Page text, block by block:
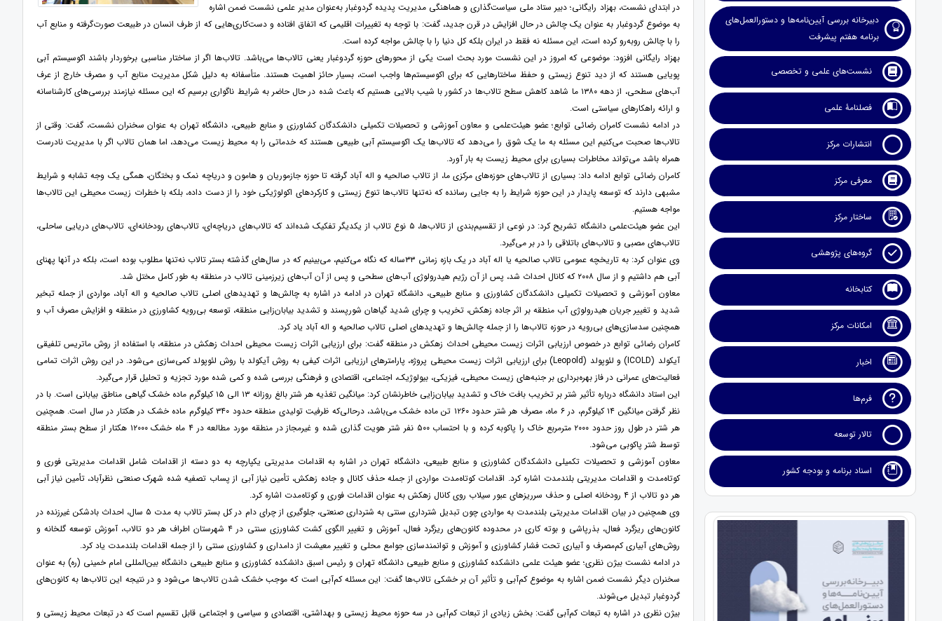
دبیرخانه بررسی آیین‌نامه‌ها و دستورالعمل‌های
برنامه هفتم پیشرفت
نشست‌های علمی و تخصصی
فصلنامۀ علمی
انتشارات مرکز
معرفی مرکز
ساختار مرکز
گروه‌های پژوهشی
کتابخانه
امکانات مرکز
اخبار
فرم‌ها
تالار توسعه
اسناد برنامه و بودجه کشور
در ابتدای نشست، بهزاد رایگانی؛ دبیر ستاد ملی سیاست‌گذاری و هماهنگی مدیریت پدیده گردوغبار به‌عنوان مدیر علمی نشست ضمن اشاره
به موضوع گردوغبار به عنوان یک چالش در حال افزایش در قرن جدید، گفت: با توجه به تغییرات اقلیمی که اتفاق افتاده و دست‌کاری‌هایی که از طرف انسان در طبیعت صورت‌گرفته و منابع آب
را با چالش روبه‌رو کرده است، این مسئله نه فقط در ایران بلکه کل دنیا را با چالش مواجه کرده است.
بهزاد رایگانی افزود: موضوعی که امروز در این نشست مورد بحث است یکی از محورهای حوزه گردوغبار یعنی تالاب‌ها می‌باشد. تالاب‌ها اگر از ساختار مناسبی برخوردار باشند اکوسیستم آبی
پویایی هستند که از دید تنوع زیستی و حفظ ساختارهایی که برای اکوسیستم‌ها واجب است، بسیار حائز اهمیت هستند. متأسفانه به دلیل شکل مدیریت منابع آب و مصرف خارج از عرف
آب‌های سطحی، از دهه ۱۳۸۰ ما شاهد کاهش سطح تالاب‌ها در کشور با شیب بالایی هستیم که باعث شده در حال حاضر به شرایط ناگواری برسیم که این مسئله نیازمند بررسی‌های کارشناسانه
و ارائه راهکارهای سیاستی است.
در ادامه نشست کامران رضائی توابع؛ عضو هیئت‌علمی و معاون آموزشی و تحصیلات تکمیلی دانشکدگان کشاورزی و منابع طبیعی، دانشگاه تهران به عنوان سخنران نشست، گفت: وقتی از
تالاب‌ها صحبت می‌کنیم این مسئله به ما یک شوق را می‌دهد که تالاب‌ها یک اکوسیستم آبی طبیعی هستند که خدماتی را به محیط زیست می‌دهد، اما همان تالاب اگر با مدیریت نادرست
همراه باشد می‌تواند مخاطرات بسیاری برای محیط زیست به بار آورد.
کامران رضائی توابع ادامه داد: بسیاری از تالاب‌های حوزه‌های مرکزی ما، از تالاب صالحیه و اله آباد گرفته تا حوزه جازموریان و هامون و دریاچه نمک و بختگان، همگی یک وجه تشابه و شرایط
مشبهی دارند که توسعه پایدار در این حوزه شرایط را به جایی رسانده که نه‌تنها تالاب‌ها تنوع زیستی و کارکردهای اکولوژیکی خود را از دست داده، بلکه با خطرات زیست محیطی این تالاب‌ها
مواجه هستیم.
این عضو هیئت‌علمی دانشگاه تشریح کرد: در نوعی از تقسیم‌بندی از تالاب‌ها، ۵ نوع تالاب از یکدیگر تفکیک شده‌اند که تالاب‌های دریاچه‌ای، تالاب‌های رودخانه‌ای، تالاب‌های دریایی ساحلی،
تالاب‌های مصبی و تالاب‌های باتلاقی را در بر می‌گیرد.
وی عنوان کرد: به تاریخچه عمومی تالاب صالحیه یا اله آباد در یک بازه زمانی ۳۳ساله که نگاه می‌کنیم، می‌بینیم که در سال‌های گذشته بستر تالاب نه‌تنها مطلوب بوده است، بلکه در آنها پهنای
آبی هم داشتیم و از سال ۲۰۰۸ که کانال احداث شد، پس از آن رژیم هیدرولوژی آب‌های سطحی و پس از آن آب‌های زیرزمینی تالاب در منطقه به طور کامل مختل شد.
معاون آموزشی و تحصیلات تکمیلی دانشکدگان کشاورزی و منابع طبیعی، دانشگاه تهران در ادامه در اشاره به چالش‌ها و تهدیدهای اصلی تالاب صالحیه و اله آباد، مواردی از جمله تبخیر
شدید و تغییر جریان هیدرولوژی آب منطقه بر اثر جاده زهکش، تخریب و چرای شدید گیاهان شورپسند و تشدید بیابان‌زایی منطقه، توسعه بی‌رویه کشاورزی در منطقه و افزایش مصرف آب و
همچنین سدسازی‌های بی‌رویه در حوزه تالاب‌ها را از جمله چالش‌ها و تهدیدهای اصلی تالاب صالحیه و اله آباد یاد کرد.
کامران رضائی توابع در خصوص ارزیابی اثرات زیست محیطی احداث زهکش در منطقه گفت: برای ارزیابی اثرات زیست محیطی احداث زهکش در منطقه، با استفاده از روش ماتریس تلفیقی
آیکولد (ICOLD) و لئوپولد (Leopold) برای ارزیابی اثرات زیست محیطی پروژه، پارامترهای ارزیابی اثرات کیفی به روش آیکولد با روش لئوپولد کمی‌سازی می‌شود. در این روش اثرات تمامی
فعالیت‌های عمرانی در فاز بهره‌برداری بر جنبه‌های زیست محیطی، فیزیکی، بیولوژیک، اجتماعی، اقتصادی و فرهنگی بررسی شده و کمی شده مورد تجزیه و تحلیل قرار می‌گیرد.
این استاد دانشگاه درباره تأثیر شتر بر تخریب بافت خاک و تشدید بیابان‌زایی خاطرنشان کرد: میانگین تغذیه هر شتر بالغ روزانه ۱۳ الی ۱۵ کیلوگرم ماده خشک گیاهی مناطق بیابانی است. با در
نظر گرفتن میانگین ۱۴ کیلوگرم، در ۶ ماه، مصرف هر شتر حدود ۱۲۶۰ تن ماده خشک می‌باشد، درحالی‌که ظرفیت تولیدی منطقه حدود ۳۴۰ کیلوگرم ماده خشک در هکتار در سال است. همچنین
هر شتر در طول روز حدود ۲۰۰۰ مترمربع خاک را پاکوبه کرده و با احتساب ۵۰۰ نفر شتر هویت گذاری شده و غیرمجاز در منطقه مورد مطالعه در ۴ ماه خشک ۱۲۰۰۰ هکتار از سطح بستر منطقه
توسط شتر پاکوبی می‌شود.
معاون آموزشی و تحصیلات تکمیلی دانشکدگان کشاورزی و منابع طبیعی، دانشگاه تهران در اشاره به اقدامات مدیریتی یکپارچه به دو دسته از اقدامات شامل اقدامات مدیریتی فوری و
کوتاه‌مدت و اقدامات مدیریتی بلندمدت اشاره کرد. اقدامات کوتاه‌مدت مواردی از جمله حذف کانال و جاده زهکش، تأمین نیاز آبی از پساب تصفیه شده شهرک صنعتی نظرآباد، تأمین نیاز آبی
هر دو تالاب از ۴ رودخانه اصلی و حذف سرریزهای عبور سیلاب روی کانال زهکش به عنوان اقدامات فوری و کوتاه‌مدت اشاره کرد.
وی همچنین در بیان اقدامات مدیریتی بلندمدت به مواردی چون تبدیل شترداری سنتی به شترداری صنعتی، جلوگیری از چرای دام در کل بستر تالاب به مدت ۵ سال، احداث بادشکن غیرزنده در
کانون‌های ریزگرد فعال، بذرپاشی و بوته کاری در محدوده کانون‌های ریزگرد فعال، آموزش و تغییر الگوی کشت کشاورزی سنتی در ۴ شهرستان اطراف هر دو تالاب، آموزش توسعه گلخانه و
روش‌های آبیاری کم‌مصرف و آبیاری تحت فشار کشاورزی و آموزش و توانمندسازی جوامع محلی و تغییر معیشت از دامداری و کشاورزی سنتی را از جمله اقدامات بلندمدت یاد کرد.
در ادامه نشست بیژن نظری؛ عضو هیئت علمی دانشکده کشاورزی و منابع طبیعی دانشگاه تهران و رئیس اسبق دانشکده کشاورزی و منابع طبیعی دانشگاه بین‌المللی امام خمینی (ره) به عنوان
سخنران دیگر نشست ضمن اشاره به موضوع کم‌آبی و تأثیر آن بر خشکی تالاب‌ها گفت: این مسئله کم‌آبی است که موجب خشک شدن تالاب‌ها می‌شود و در نتیجه این تالاب‌ها به کانون‌های
گردوغبار تبدیل می‌شوند.
بیژن نظری در اشاره به تبعات کم‌آبی گفت: بخش زیادی از تبعات کم‌آبی در سه حوزه محیط زیستی و بهداشتی، اقتصادی و سیاسی و اجتماعی قابل تقسیم است که در تبعات محیط زیستی و